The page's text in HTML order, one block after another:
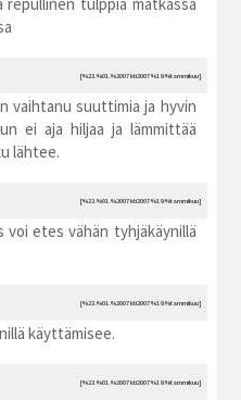
[%23.%01.%2007 kti2007 %19:%tammikuu]
vaihtanu suuttimia ja hyvin
ei aja hiljaa ja lämmittää
lähtee.
[%23.%01.%2007 kti2007 %19:%tammikuu]
voi etes vähän tyhjäkäynillä
[%23.%01.%2007 kti2007 %19:%tammikuu]
käyttämisee.
[%23.%01.%2007 kti2007 %19:%tammikuu]